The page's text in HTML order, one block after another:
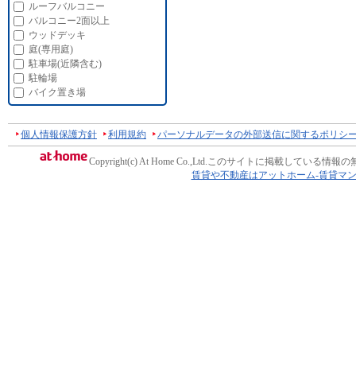
ルーフバルコニー
バルコニー2面以上
ウッドデッキ
庭(専用庭)
駐車場(近隣含む)
駐輪場
バイク置き場
個人情報保護方針 利用規約 パーソナルデータの外部送信に関するポリシ
Copyright(c) At Home Co.,Ltd.このサイトに掲載している情報の
賃貸や不動産はアットホーム-賃貸マ